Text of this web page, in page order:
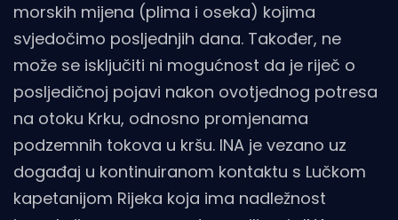
morskih mijena (plima i oseka) kojima
svjedočimo posljednjih dana. Također, ne
može se isključiti ni mogućnost da je riječ o
posljedičnoj pojavi nakon ovotjednog potresa
na otoku Krku, odnosno promjenama
podzemnih tokova u kršu. INA je vezano uz
događaj u kontinuiranom kontaktu s Lučkom
kapetanijom Rijeka koja ima nadležnost